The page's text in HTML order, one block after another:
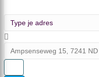
Address - Master
Destination Address